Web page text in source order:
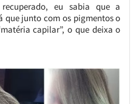
eu sabia que a
que junto com os pigmentos o
capilar”, o que deixa o